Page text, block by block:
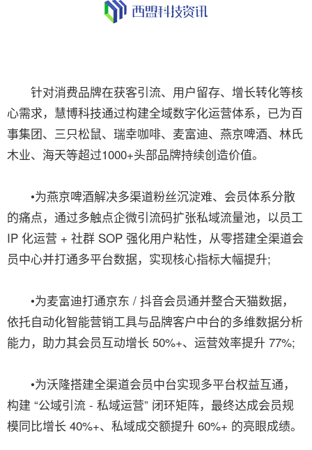
针对消费品牌在获客引流、用户留存、增长转化等核
心需求，慧博科技通过构建全域数字化运营体系，已为百
事集团、三只松鼠、瑞幸咖啡、麦富迪、燕京啤酒、林氏
木业、海天等超过1000+头部品牌持续创造价值。
•为燕京啤酒解决多渠道粉丝沉淀难、会员体系分散
的痛点，通过多触点企微引流码扩张私域流量池，以员工
IP 化运营 + 社群 SOP 强化用户粘性，从零搭建全渠道会
员中心并打通多平台数据，实现核心指标大幅提升;
•为麦富迪打通京东 / 抖音会员通并整合天猫数据，
依托自动化智能营销工具与品牌客户中台的多维数据分析
能力，助力其会员互动增长 50%+、运营效率提升 77%;
•为沃隆搭建全渠道会员中台实现多平台权益互通，
构建 “公域引流 - 私域运营” 闭环矩阵，最终达成会员规
模同比增长 40%+、私域成交额提升 60%+ 的亮眼成绩。